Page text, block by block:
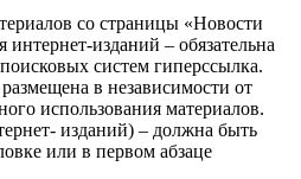
со страницы «Новости
изданий – обязательна
систем гиперссылка.
в независимости от
использования материалов.
изданий) – должна быть
или в первом абзаце